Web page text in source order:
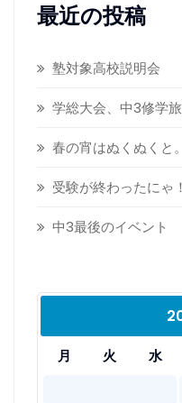
最近の投稿
塾対象高校説明会
学総大会、中3修学
春の宵はぬくぬくと。
受験が終わったにゃ！
中3最後のイベント
月 火 水